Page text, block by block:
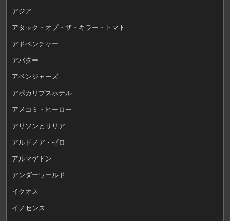
アジア
アタック・オブ・ザ・キラー・トマト
アドベンチャー
アバター
アベンジャーズ
アポカリプスホテル
アメコミ・ヒーロー
アリソンとリリア
アルドノア・ゼロ
アルマゲドン
アンダーワールド
イクオス
イノセンス